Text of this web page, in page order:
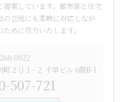
提案しています。都市部と住宅
立地にも柔軟に対応しなが
めに尽力いたします。
0022
町２０１−２ 千早ビル 6階B-1
507-721